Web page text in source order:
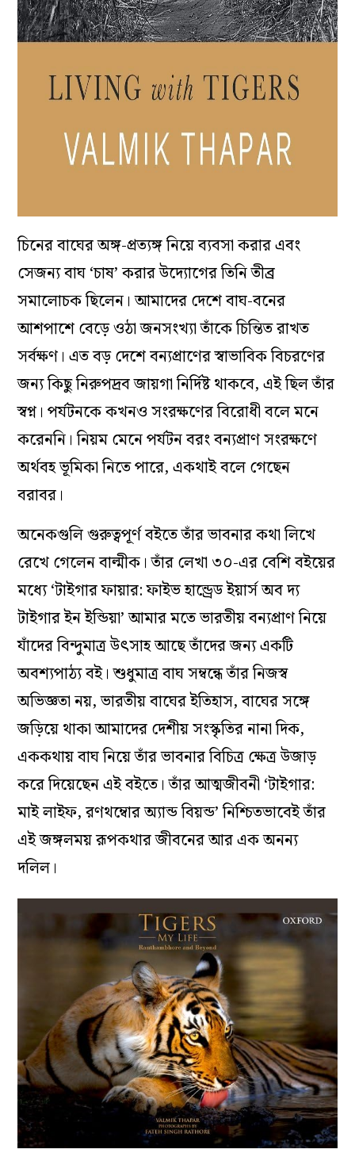
চিনের বাঘের অঙ্গ-প্রত্যঙ্গ নিয়ে ব্যবসা করার এবং
সেজন্য বাঘ ‘চাষ’ করার উদ্যোগের তিনি তীব্র
সমালোচক ছিলেন। আমাদের দেশে বাঘ-বনের
আশপাশে বেড়ে ওঠা জনসংখ্যা তাঁকে চিন্তিত রাখত
সর্বক্ষণ। এত বড় দেশে বন্যপ্রাণের স্বাভাবিক বিচরণের
জন্য কিছু নিরুপদ্রব জায়গা নির্দিষ্ট থাকবে, এই ছিল তাঁর
স্বপ্ন। পর্যটনকে কখনও সংরক্ষণের বিরোধী বলে মনে
করেননি। নিয়ম মেনে পর্যটন বরং বন্যপ্রাণ সংরক্ষণে
অর্থবহ ভূমিকা নিতে পারে, একথাই বলে গেছেন
বরাবর।
অনেকগুলি গুরুত্বপূর্ণ বইতে তাঁর ভাবনার কথা লিখে
রেখে গেলেন বাল্মীক। তাঁর লেখা ৩০-এর বেশি বইয়ের
মধ্যে ‘টাইগার ফায়ার: ফাইভ হান্ড্রেড ইয়ার্স অব দ্য
টাইগার ইন ইন্ডিয়া’ আমার মতে ভারতীয় বন্যপ্রাণ নিয়ে
যাঁদের বিন্দুমাত্র উৎসাহ আছে তাঁদের জন্য একটি
অবশ্যপাঠ্য বই। শুধুমাত্র বাঘ সম্বন্ধে তাঁর নিজস্ব
অভিজ্ঞতা নয়, ভারতীয় বাঘের ইতিহাস, বাঘের সঙ্গে
জড়িয়ে থাকা আমাদের দেশীয় সংস্কৃতির নানা দিক,
এককথায় বাঘ নিয়ে তাঁর ভাবনার বিচিত্র ক্ষেত্র উজাড়
করে দিয়েছেন এই বইতে। তাঁর আত্মজীবনী ‘টাইগার:
মাই লাইফ, রণথম্বোর অ্যান্ড বিয়ন্ড’ নিশ্চিতভাবেই তাঁর
এই জঙ্গলময় রূপকথার জীবনের আর এক অনন্য
দলিল।